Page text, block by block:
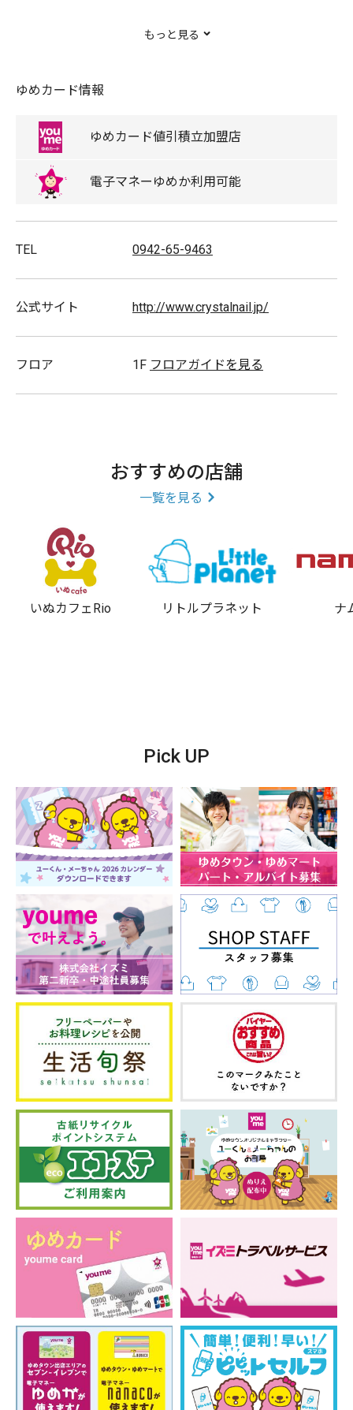
自爪を削らないパラジェルを使用しているので、お爪が
定の試験官も務める高い技術者が多数在籍するので、安
もちろんお子様連れも大歓迎です。
ネイル未体験の方もお気軽にお越しください。
もっと見る
ゆめカード情報
ゆめカード値引積立加盟店
電子マネー ゆめか利用可能
TEL 0942-65-9463
公式サイト http://www.crystalnail.jp/
フロア 1F フロアガイドを見る
おすすめの店舗
一覧を見る
いぬカフェRio リトルプラネット ナ
Pick UP